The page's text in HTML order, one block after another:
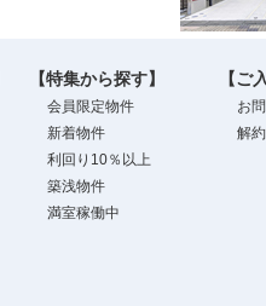
【特集から探す】
会員限定物件
新着物件
利回り10％以上
築浅物件
満室稼働中
【ご
お
解